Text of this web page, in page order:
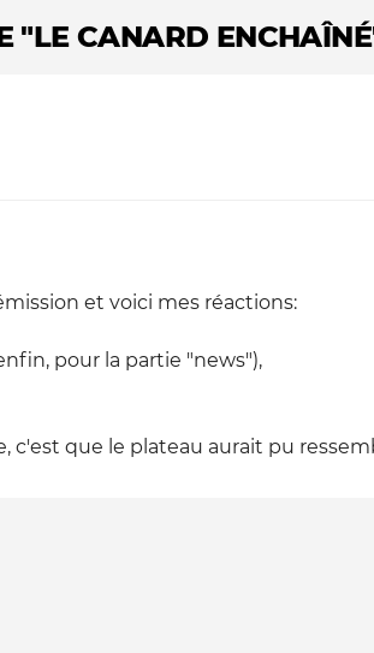
"LE CANARD
et voici mes réactions:
pour la partie "news"),
c'est que le plateau aurait pu